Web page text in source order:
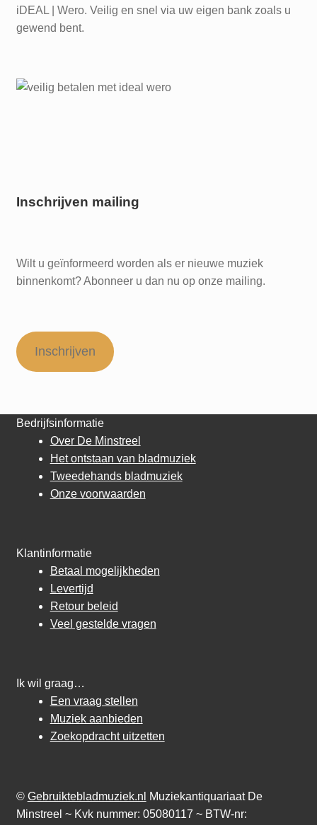
iDEAL | Wero. Veilig en snel via uw eigen bank zoals u
gewend bent.
Inschrijven mailing
Wilt u geïnformeerd worden als er nieuwe muziek
binnenkomt? Abonneer u dan nu op onze mailing.
Inschrijven
Bedrijfsinformatie
Over De Minstreel
Het ontstaan van bladmuziek
Tweedehands bladmuziek
Onze voorwaarden
Klantinformatie
Betaal mogelijkheden
Levertijd
Retour beleid
Veel gestelde vragen
Ik wil graag…
Een vraag stellen
Muziek aanbieden
Zoekopdracht uitzetten
© Gebruiktebladmuziek.nl
Muziekantiquariaat De
Minstreel ~ Kvk nummer: 05080117 ~ BTW-nr: